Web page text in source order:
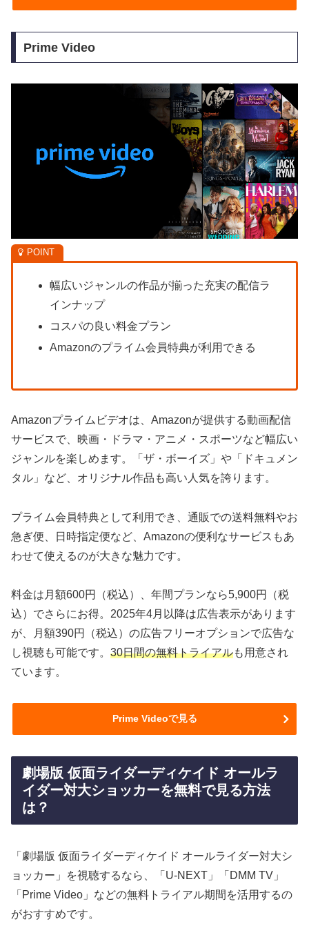
Prime Video
幅広いジャンルの作品が揃った充実の配信ラ
インナップ
コスパの良い料金プラン
Amazonのプライム会員特典が利用できる
Amazonプライムビデオは、Amazonが提供する動画配信
サービスで、映画・ドラマ・アニメ・スポーツなど幅広い
ジャンルを楽しめます。「ザ・ボーイズ」や「ドキュメン
タル」など、オリジナル作品も高い人気を誇ります。
プライム会員特典として利用でき、通販での送料無料やお
急ぎ便、日時指定便など、Amazonの便利なサービスもあ
わせて使えるのが大きな魅力です。
料金は月額600円（税込）、年間プランなら5,900円（税
込）でさらにお得。2025年4月以降は広告表示があります
が、月額390円（税込）の広告フリーオプションで広告な
し視聴も可能です。 30日間の無料トライアルも用意され
ています。
Prime Videoで見る
劇場版 仮面ライダーディケイド オールラ
イダー対大ショッカーを無料で見る方法
は？
「劇場版 仮面ライダーディケイド オールライダー対大シ
ョッカー」を視聴するなら、「U-NEXT」「DMM TV」
「Prime Video」などの無料トライアル期間を活用するの
がおすすめです。